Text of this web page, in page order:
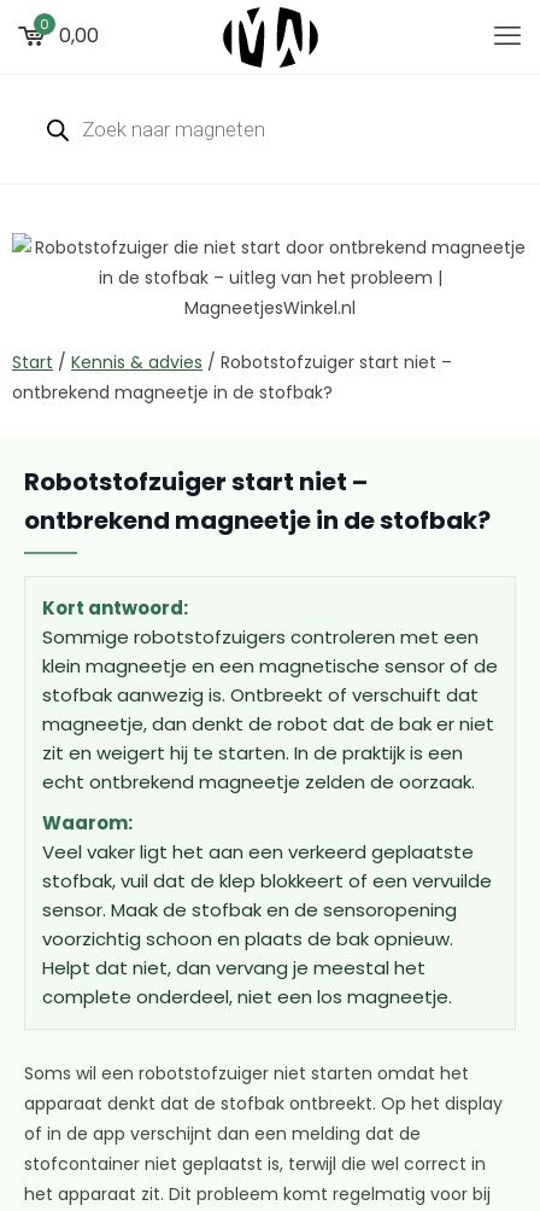
0 0,00
Start / Kennis & advies / Robotstofzuiger start niet –
ontbrekend magneetje in de stofbak?
Robotstofzuiger start niet –
ontbrekend magneetje in de stofbak?
Kort antwoord:
Sommige robotstofzuigers controleren met een
klein magneetje en een magnetische sensor of de
stofbak aanwezig is. Ontbreekt of verschuift dat
magneetje, dan denkt de robot dat de bak er niet
zit en weigert hij te starten. In de praktijk is een
echt ontbrekend magneetje zelden de oorzaak.
Waarom:
Veel vaker ligt het aan een verkeerd geplaatste
stofbak, vuil dat de klep blokkeert of een vervuilde
sensor. Maak de stofbak en de sensoropening
voorzichtig schoon en plaats de bak opnieuw.
Helpt dat niet, dan vervang je meestal het
complete onderdeel, niet een los magneetje.
Soms wil een robotstofzuiger niet starten omdat het
apparaat denkt dat de stofbak ontbreekt. Op het display
of in de app verschijnt dan een melding dat de
stofcontainer niet geplaatst is, terwijl die wel correct in
het apparaat zit. Dit probleem komt regelmatig voor bij